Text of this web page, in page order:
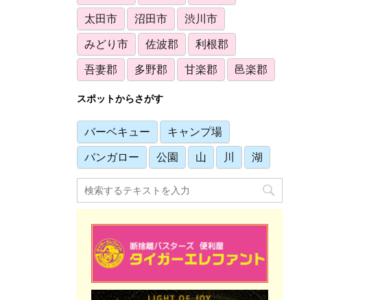
太田市 沼田市 渋川市
みどり市 佐波郡 利根郡
吾妻郡 多野郡 甘楽郡 邑楽郡
スポットからさがす
バーベキュー キャンプ場
バンガロー 公園 山 川 湖